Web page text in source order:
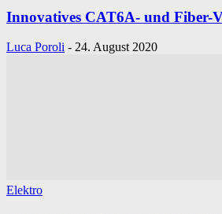
Innovatives CAT6A- und Fiber-
Luca Poroli - 24. August 2020
Elektro